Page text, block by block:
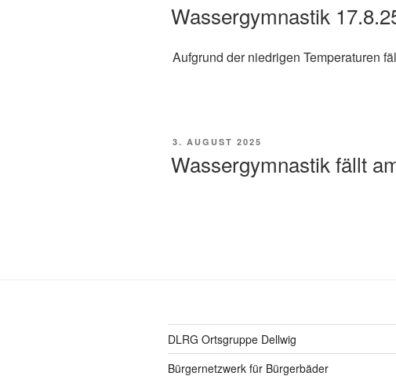
Wassergymnastik
Aufgrund der niedrigen Temperaturen
VERÖFFENTLICHT
3. AUGUST 2025
Wassergymnastik fällt
DLRG Ortsgruppe Dellwig
Bürgernetzwerk für Bürgerbäder